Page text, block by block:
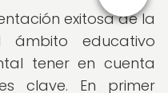
exitosa de la
educativo
tener en cuenta
clave. En primer